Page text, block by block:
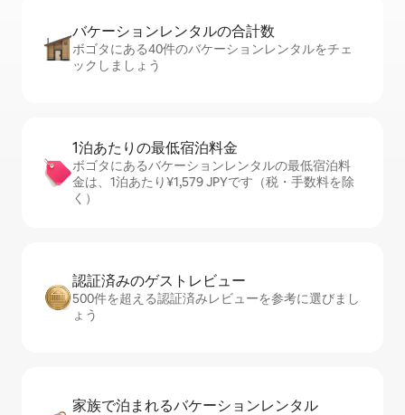
バケーションレ⁠ン⁠タ⁠ル⁠の合⁠計⁠数
ボゴタにある40件のバケーションレンタルをチェ
ックしましょう
1泊あたりの最⁠低⁠宿⁠泊⁠料⁠金
ボゴタにあるバケーションレンタルの最低宿泊料
金は、1泊あたり¥1,579 JPYです（税・手数料を除
く）
認証済みのゲ⁠ス⁠ト⁠レ⁠ビ⁠ュ⁠ー
500件を超える認証済みレビューを参考に選びまし
ょう
家族で泊まれるバ⁠ケ⁠ー⁠シ⁠ョ⁠ンレ⁠ン⁠タ⁠ル